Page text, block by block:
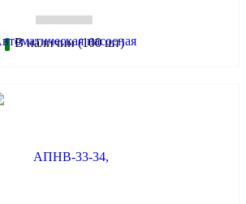
В наличии (100 шт)